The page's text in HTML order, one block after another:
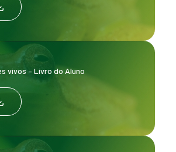
vivos – Livro do Aluno